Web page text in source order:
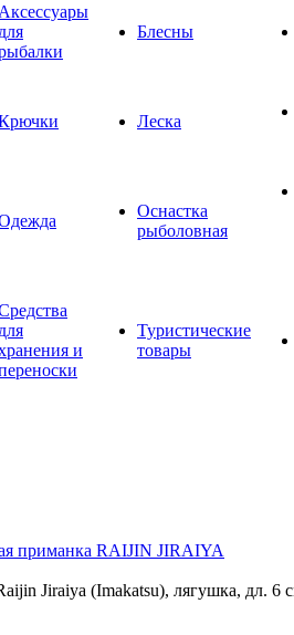
Аксессуары
для
Блесны
Леска
Оснастка
рыболовная
для
и
Туристические
товары
приманка RAIJIN JIRAIYA
Jiraiya (Imakatsu), лягушка, дл. 6